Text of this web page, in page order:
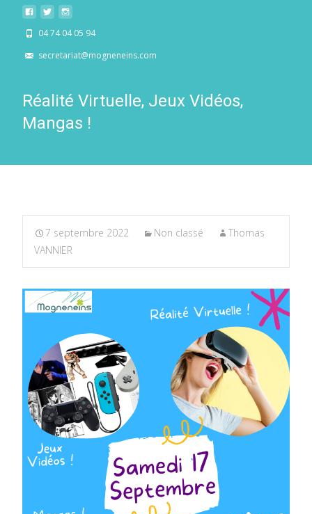
04 74 04 05 94
secretariat@mogneneins.com
Réalité Virtuelle, Jeux Vidéos,
Mangas !
7 septembre 2022 Non classé
Thomas
VANNIER